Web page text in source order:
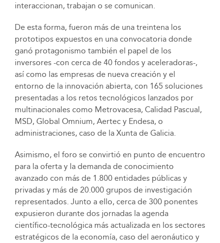
interaccionan, trabajan o se comunican.
De esta forma, fueron más de una treintena los
prototipos expuestos en una convocatoria donde
ganó protagonismo también el papel de los
inversores -con cerca de 40 fondos y aceleradoras-,
así como las empresas de nueva creación y el
entorno de la innovación abierta, con 165 soluciones
presentadas a los retos tecnológicos lanzados por
multinacionales como Metrovacesa, Calidad Pascual,
MSD, Global Omnium, Aertec y Endesa, o
administraciones, caso de la Xunta de Galicia.
Asimismo, el foro se convirtió en punto de encuentro
para la oferta y la demanda de conocimiento
avanzado con más de 1.800 entidades públicas y
privadas y más de 20.000 grupos de investigación
representados. Junto a ello, cerca de 300 ponentes
expusieron durante dos jornadas la agenda
científico-tecnológica más actualizada en los sectores
estratégicos de la economía, caso del aeronáutico y